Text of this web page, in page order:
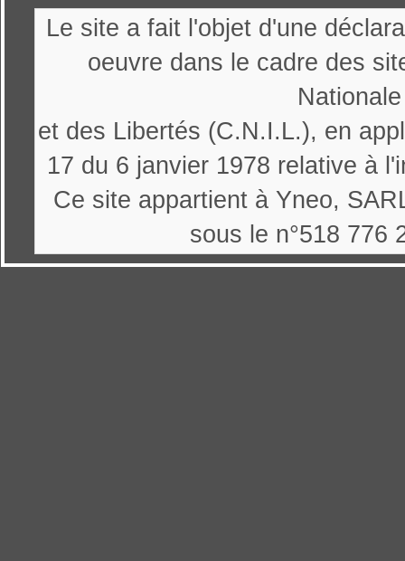
Le site a fait l'objet d'une
oeuvre dans le cadre des
et des Libertés (C.N.I.L.), en
17 du 6 janvier 1978 relative à
Ce site appartient à Yneo,
sous le n°518 776